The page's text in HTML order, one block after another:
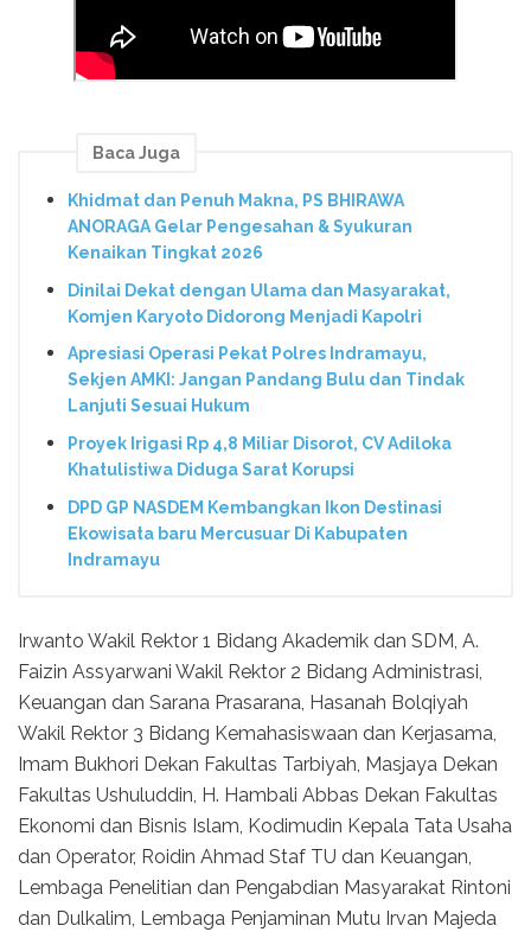
Baca Juga
Khidmat dan Penuh Makna, PS BHIRAWA
ANORAGA Gelar Pengesahan & Syukuran
Kenaikan Tingkat 2026
Dinilai Dekat dengan Ulama dan Masyarakat,
Komjen Karyoto Didorong Menjadi Kapolri
Apresiasi Operasi Pekat Polres Indramayu,
Sekjen AMKI: Jangan Pandang Bulu dan Tindak
Lanjuti Sesuai Hukum
Proyek Irigasi Rp 4,8 Miliar Disorot, CV Adiloka
Khatulistiwa Diduga Sarat Korupsi
DPD GP NASDEM Kembangkan Ikon Destinasi
Ekowisata baru Mercusuar Di Kabupaten
Indramayu
Irwanto Wakil Rektor 1 Bidang Akademik dan SDM, A.
Faizin Assyarwani Wakil Rektor 2 Bidang Administrasi,
Keuangan dan Sarana Prasarana, Hasanah Bolqiyah
Wakil Rektor 3 Bidang Kemahasiswaan dan Kerjasama,
Imam Bukhori Dekan Fakultas Tarbiyah, Masjaya Dekan
Fakultas Ushuluddin, H. Hambali Abbas Dekan Fakultas
Ekonomi dan Bisnis Islam, Kodimudin Kepala Tata Usaha
dan Operator, Roidin Ahmad Staf TU dan Keuangan,
Lembaga Penelitian dan Pengabdian Masyarakat Rintoni
dan Dulkalim, Lembaga Penjaminan Mutu Irvan Majeda